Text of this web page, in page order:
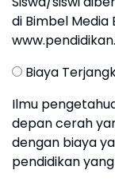
di Bimbel
Biaya
Ilmu
depan cerah
dengan biaya
pendidikan